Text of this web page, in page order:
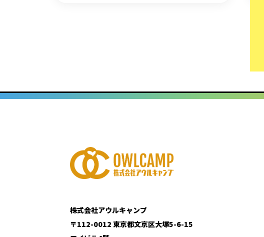
株式会社アウルキャンプ
〒112-0012 東京都文京区大塚5-6-15